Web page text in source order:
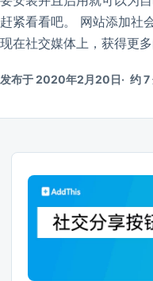
赶紧看看吧。 网站添加社
现在社交媒体上，获得更
发布于 2020年2月20日 约 7